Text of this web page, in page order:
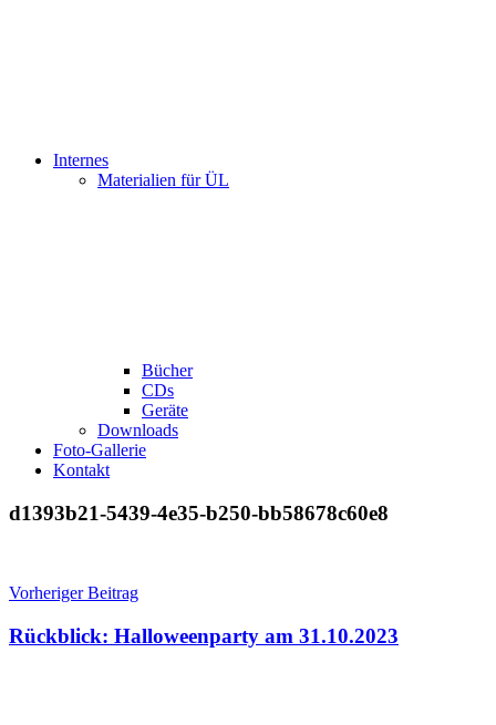
Internes
Materialien für ÜL
Bücher
CDs
Geräte
Downloads
Foto-Gallerie
Kontakt
d1393b21-5439-4e35-b250-bb58678c60e8
Beitragsnavigation
Vorheriger Beitrag
Rückblick: Halloweenparty am 31.10.2023